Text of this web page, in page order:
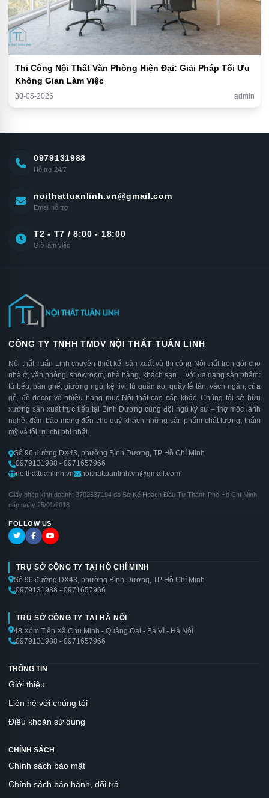
Thi Công Nội Thất Văn Phòng Hiện Đại: Giải Pháp Tối Ưu
Không Gian Làm Việc
30-05-2026 admin
0979131988
Hỗ trợ 24/7
noithattuanlinh.vn@gmail.com
Email hỗ trợ
T2 - T7 / 8:00 - 18:00
Giờ làm việc
CÔNG TY TNHH TMDV NỘI THẤT TUẤN LINH
Nội thất Tuấn Linh chuyên thiết kế, sản xuất và thi công Nội thất trọn gói cho
nhà ở, văn phòng, showroom, nhà hàng, khách sạn… với đa dạng sản phẩm:
tủ bếp, bàn ghế, giường ngủ, kệ tivi, tủ quần áo, quầy lễ tân, vách ngăn, cửa
gỗ, đồ decor và nhiều hạng mục Nội thất cao cấp khác. Chúng tôi sở hữu
xưởng sản xuất trực tiếp tại Bình Dương cùng đội ngũ kỹ sư – thợ mộc lành
nghề, đảm bảo mang đến cho quý khách những sản phẩm chất lượng, thẩm
mỹ và tối ưu chi phí nhất.
Số 96 đường DX43, phường Bình Dương, TP Hồ Chí Minh
0979131988 - 0971657966
noithattuanlinh.vn
noithattuanlinh.vn@gmail.com
Giấy phép kinh doanh: 3702637194 do Sở Kế Hoạch Đầu Tư Thành Phố Hồ Chí Minh
cấp ngày 25/01/2018
FOLLOW US
TRỤ SỞ CÔNG TY TẠI HỒ CHÍ MINH
Số 96 đường DX43, phường Bình Dương, TP Hồ Chí Minh
0979131988 - 0971657966
TRỤ SỞ CÔNG TY TẠI HÀ NỘI
48 Xóm Tiên Xã Chu Minh - Quảng Oai - Ba Vì - Hà Nội
0979131988 - 0971657966
THÔNG TIN
Giới thiệu
Liên hệ với chúng tôi
Điều khoản sử dụng
CHÍNH SÁCH
Chính sách bảo mật
Chính sách bảo hành, đổi trả